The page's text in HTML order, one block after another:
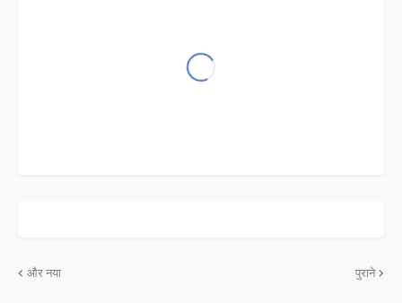
और नया पुराने